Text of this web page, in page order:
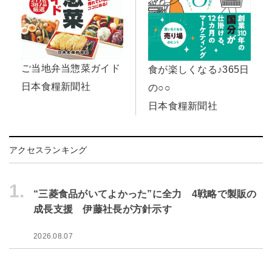
ご当地弁当惣菜ガイド
日本食糧新聞社
食が楽しくなる♪365日
の○○
日本食糧新聞社
アクセスランキング
1.
“三菱食品がいてよかった”に全力 4戦略で製販の
成長支援 伊藤社長が方針示す
2026.08.07